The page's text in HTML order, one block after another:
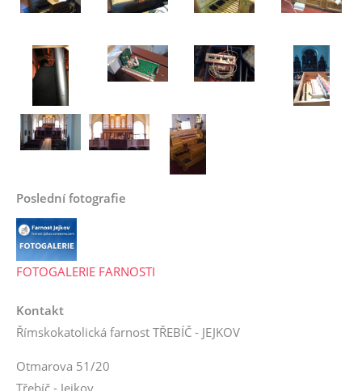
Poslední fotografie
FOTOGALERIE FARNOSTI
Kontakt
Římskokatolická farnost TŘEBÍČ - JEJKOV
Otmarova 51/20
Třebíč - Jejkov